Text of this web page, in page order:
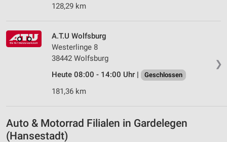
128,29 km
❯
A.T.U Wolfsburg
Westerlinge 8
38442 Wolfsburg
Heute 08:00 - 14:00 Uhr |
Geschlossen
181,36 km
Auto & Motorrad Filialen in Gardelegen
(Hansestadt)